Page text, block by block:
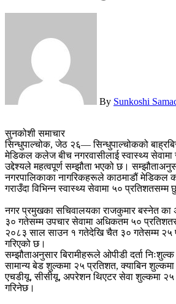
By Sunkoshi
सुनकोशी समाचार
सिन्धुपाल्चोक, जेठ २६— सिन्धुपाल्चोकको
मेडिकल कलेज बीच नगरवासीलाई स्वास्थ्य सेवामा
उद्देश्यले महत्वपूर्ण सम्झौता भएको छ।
नगरपालिकाका नागरिकहरूले काठमाडौं मेडिकल
गराउँदा विभिन्न स्वास्थ्य सेवामा ५० प्रतिशतसम्म
नगर प्रमुखका सचिवालयका राजकुमार बस्नेत
३० गतेसम्म उपचार सेवामा अधिकतम ५०
२०८३ साल साउन १ गतेदेखि चैत ३० गतेसम्म २५
गरिएको छ।
सम्झौताअनुसार बिरामीहरूले ओपीडी दर्ता
सामान्य बेड शुल्कमा २५ प्रतिशत, क्याबिन
एचडीयू, सीसीयू, अपरेशन थिएटर सेवा शुल्कमा २५
गरिनेछ।